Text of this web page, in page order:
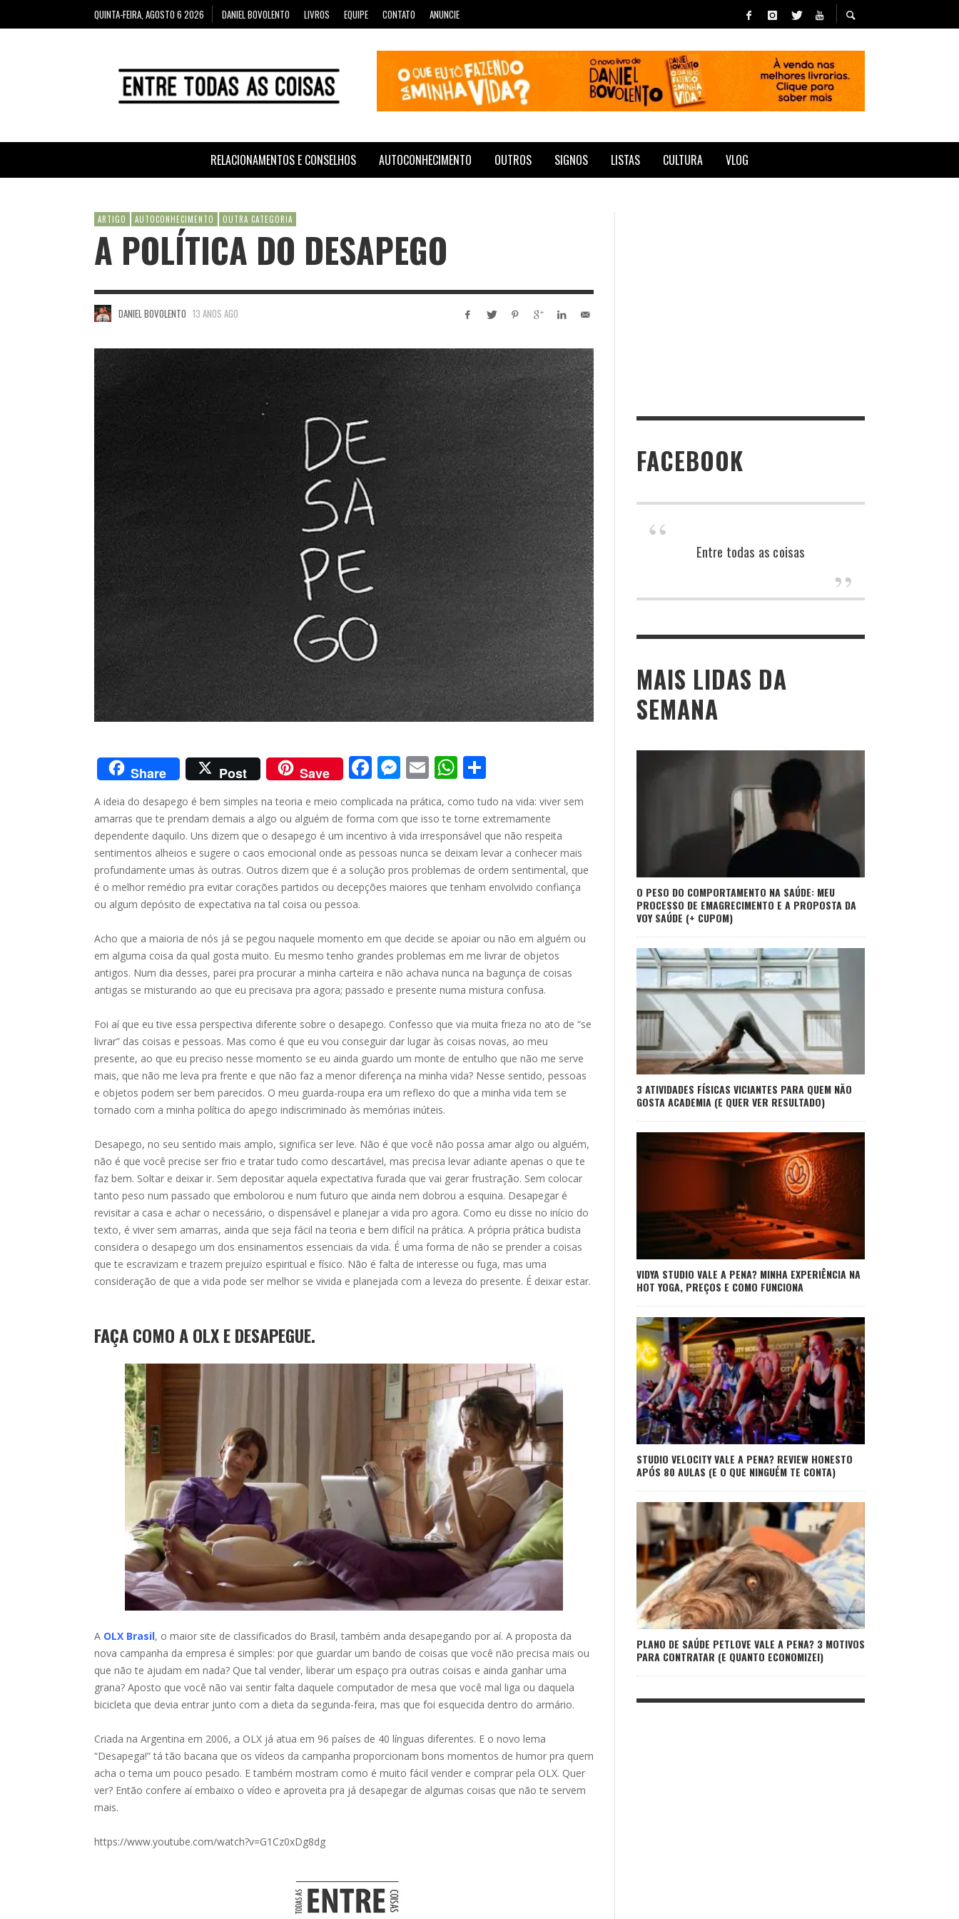
QUINTA-FEIRA, AGOSTO 6 2026 DANIEL BOVOLENTO LIVROS EQUIPE CONTATO ANUNCIE
RELACIONAMENTOS E CONSELHOS AUTOCONHECIMENTO OUTROS SIGNOS LISTAS CULTURA VLOG
ARTIGO AUTOCONHECIMENTO OUTRA CATEGORIA
A POLÍTICA DO DESAPEGO
DANIEL BOVOLENTO 13 ANOS AGO
Share Post Save F
ac
e
b
o
o
M
ss
e
n
g
E
m
ai
l
W
at
s
A
p
h
ar
e
A ideia do desapego é bem simples na teoria e meio complicada na prática, como tudo na vida: viver sem
amarras que te prendam demais a algo ou alguém de forma com que isso te torne extremamente
dependente daquilo. Uns dizem que o desapego é um incentivo à vida irresponsável que não respeita
sentimentos alheios e sugere o caos emocional onde as pessoas nunca se deixam levar a conhecer mais
profundamente umas às outras. Outros dizem que é a solução pros problemas de ordem sentimental, que
é o melhor remédio pra evitar corações partidos ou decepções maiores que tenham envolvido confiança
ou algum depósito de expectativa na tal coisa ou pessoa.
Acho que a maioria de nós já se pegou naquele momento em que decide se apoiar ou não em alguém ou
em alguma coisa da qual gosta muito. Eu mesmo tenho grandes problemas em me livrar de objetos
antigos. Num dia desses, parei pra procurar a minha carteira e não achava nunca na bagunça de coisas
antigas se misturando ao que eu precisava pra agora; passado e presente numa mistura confusa.
Foi aí que eu tive essa perspectiva diferente sobre o desapego. Confesso que via muita frieza no ato de “se
livrar” das coisas e pessoas. Mas como é que eu vou conseguir dar lugar às coisas novas, ao meu
presente, ao que eu preciso nesse momento se eu ainda guardo um monte de entulho que não me serve
mais, que não me leva pra frente e que não faz a menor diferença na minha vida? Nesse sentido, pessoas
e objetos podem ser bem parecidos. O meu guarda-roupa era um reflexo do que a minha vida tem se
tornado com a minha política do apego indiscriminado às memórias inúteis.
Desapego, no seu sentido mais amplo, significa ser leve. Não é que você não possa amar algo ou alguém,
não é que você precise ser frio e tratar tudo como descartável, mas precisa levar adiante apenas o que te
faz bem. Soltar e deixar ir. Sem depositar aquela expectativa furada que vai gerar frustração. Sem colocar
tanto peso num passado que embolorou e num futuro que ainda nem dobrou a esquina. Desapegar é
revisitar a casa e achar o necessário, o dispensável e planejar a vida pro agora. Como eu disse no início do
texto, é viver sem amarras, ainda que seja fácil na teoria e bem difícil na prática. A própria prática budista
considera o desapego um dos ensinamentos essenciais da vida. É uma forma de não se prender a coisas
que te escravizam e trazem prejuízo espiritual e físico. Não é falta de interesse ou fuga, mas uma
consideração de que a vida pode ser melhor se vivida e planejada com a leveza do presente. É deixar estar.
FAÇA COMO A OLX E DESAPEGUE.
A OLX Brasil, o maior site de classificados do Brasil, também anda desapegando por aí. A proposta da
nova campanha da empresa é simples: por que guardar um bando de coisas que você não precisa mais ou
que não te ajudam em nada? Que tal vender, liberar um espaço pra outras coisas e ainda ganhar uma
grana? Aposto que você não vai sentir falta daquele computador de mesa que você mal liga ou daquela
bicicleta que devia entrar junto com a dieta da segunda-feira, mas que foi esquecida dentro do armário.
Criada na Argentina em 2006, a OLX já atua em 96 países de 40 línguas diferentes. E o novo lema
“Desapega!” tá tão bacana que os vídeos da campanha proporcionam bons momentos de humor pra quem
acha o tema um pouco pesado. E também mostram como é muito fácil vender e comprar pela OLX. Quer
ver? Então confere aí embaixo o vídeo e aproveita pra já desapegar de algumas coisas que não te servem
mais.
https://www.youtube.com/watch?v=G1Cz0xDg8dg
FACEBOOK
Entre todas as coisas
MAIS LIDAS DA
SEMANA
O PESO DO COMPORTAMENTO NA SAÚDE: MEU
PROCESSO DE EMAGRECIMENTO E A PROPOSTA DA
VOY SAÚDE (+ CUPOM)
3 ATIVIDADES FÍSICAS VICIANTES PARA QUEM NÃO
GOSTA ACADEMIA (E QUER VER RESULTADO)
VIDYA STUDIO VALE A PENA? MINHA EXPERIÊNCIA NA
HOT YOGA, PREÇOS E COMO FUNCIONA
STUDIO VELOCITY VALE A PENA? REVIEW HONESTO
APÓS 80 AULAS (E O QUE NINGUÉM TE CONTA)
PLANO DE SAÚDE PETLOVE VALE A PENA? 3 MOTIVOS
PARA CONTRATAR (E QUANTO ECONOMIZEI)